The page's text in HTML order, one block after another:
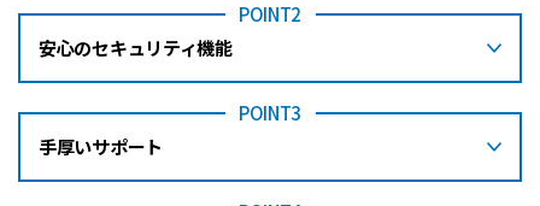
POINT2
安心のセキュリティ機能
POINT3
手厚いサポート